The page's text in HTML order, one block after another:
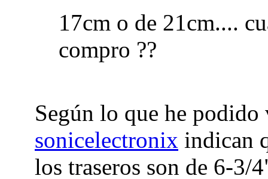
17cm o de 21cm....
compro ??
Según lo que he podido
sonicelectronix indican
los traseros son de 6-3/